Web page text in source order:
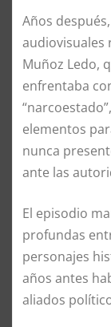
Años
audiovisuales
Muñoz Ledo,
enfrentaba
elementos
nunca
ante las
El episodio
profundas
personajes
años antes
aliados